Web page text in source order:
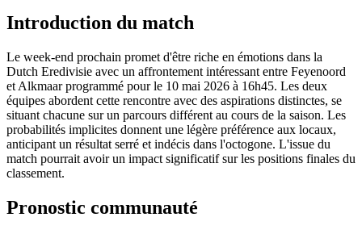
Introduction du match
Le week-end prochain promet d'être riche en émotions dans la
Dutch Eredivisie avec un affrontement intéressant entre Feyenoord
et Alkmaar programmé pour le 10 mai 2026 à 16h45. Les deux
équipes abordent cette rencontre avec des aspirations distinctes, se
situant chacune sur un parcours différent au cours de la saison. Les
probabilités implicites donnent une légère préférence aux locaux,
anticipant un résultat serré et indécis dans l'octogone. L'issue du
match pourrait avoir un impact significatif sur les positions finales du
classement.
Pronostic communauté